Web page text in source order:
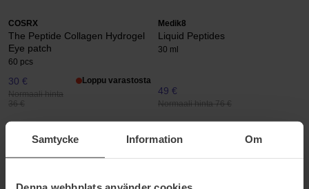
Samtycke Information Om
COSRX
The Peptide Collagen Hydrogel
Eye patch
60 pcs
30 €
Normaali hinta
36 €
Loppu varastosta
Medik8
Liquid Peptides
30 ml
49 €
Normaali hinta 76 €
Super Restorative
200 ml
Powerbright Overnight Cream
50 ml